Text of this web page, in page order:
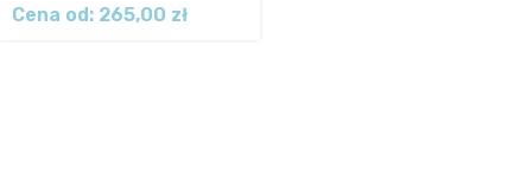
Cena od: 265,00 zł